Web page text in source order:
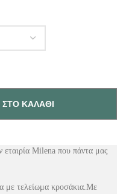
ΚΑΛΑΘΙ
Milena που πάντα μας
με τελείωμα κροσάκια.Με